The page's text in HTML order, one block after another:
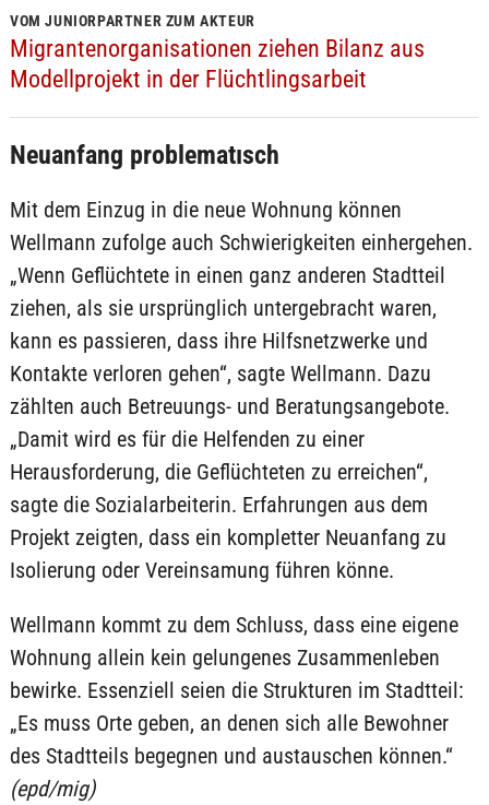
VOM JUNIORPARTNER ZUM AKTEUR
Migrantenorganisationen ziehen Bilanz aus
Modellprojekt in der Flüchtlingsarbeit
Neuanfang problematısch
Mit dem Einzug in die neue Wohnung können
Wellmann zufolge auch Schwierigkeiten einhergehen.
„Wenn Geflüchtete in einen ganz anderen Stadtteil
ziehen, als sie ursprünglich untergebracht waren,
kann es passieren, dass ihre Hilfsnetzwerke und
Kontakte verloren gehen“, sagte Wellmann. Dazu
zählten auch Betreuungs- und Beratungsangebote.
„Damit wird es für die Helfenden zu einer
Herausforderung, die Geflüchteten zu erreichen“,
sagte die Sozialarbeiterin. Erfahrungen aus dem
Projekt zeigten, dass ein kompletter Neuanfang zu
Isolierung oder Vereinsamung führen könne.
Wellmann kommt zu dem Schluss, dass eine eigene
Wohnung allein kein gelungenes Zusammenleben
bewirke. Essenziell seien die Strukturen im Stadtteil:
„Es muss Orte geben, an denen sich alle Bewohner
des Stadtteils begegnen und austauschen können.“
(epd/mig)